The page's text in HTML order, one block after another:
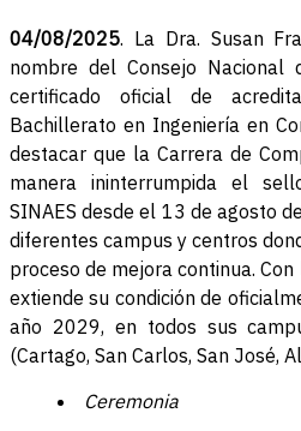
04/08/2025. La Dra. Susan
nombre del Consejo Nacional
certificado oficial de
Bachillerato en Ingeniería en
destacar que la Carrera de
manera ininterrumpida el
SINAES desde el 13 de agosto
diferentes campus y centros
proceso de mejora continua.
extiende su condición de
año 2029, en todos sus
(Cartago, San Carlos, San José,
Ceremonia